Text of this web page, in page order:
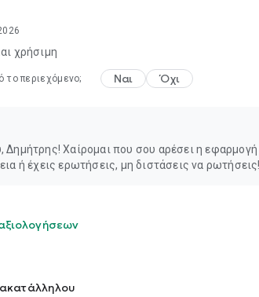
χρήσιμη
το περιεχόμενο; Ναι Όχι
Δημήτρης! Χαίρομαι που σου αρέσει η εφαρμογή
ή έχεις ερωτήσεις, μη διστάσεις να ρωτήσεις!